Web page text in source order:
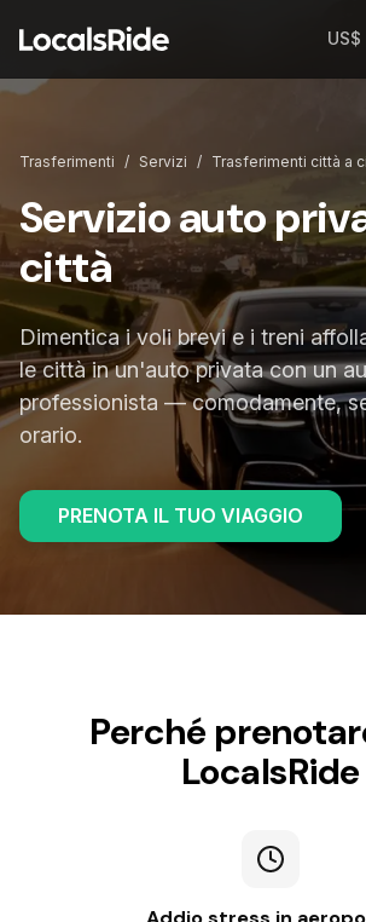
US$
Trasferimenti / Servizi / Trasferimenti città a
Servizio auto
città
Dimentica i voli brevi e i treni
le città in un'auto privata con un
professionista — comodamente,
orario.
PRENOTA IL TUO VIAGGIO
Perché
LocalsRide